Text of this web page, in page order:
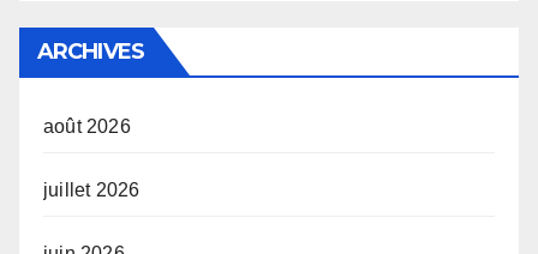
ARCHIVES
août 2026
juillet 2026